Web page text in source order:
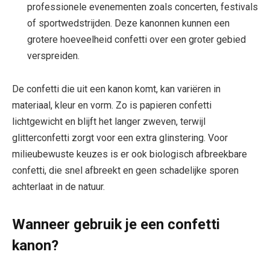
professionele evenementen zoals concerten, festivals
of sportwedstrijden. Deze kanonnen kunnen een
grotere hoeveelheid confetti over een groter gebied
verspreiden.
De confetti die uit een kanon komt, kan variëren in
materiaal, kleur en vorm. Zo is papieren confetti
lichtgewicht en blijft het langer zweven, terwijl
glitterconfetti zorgt voor een extra glinstering. Voor
milieubewuste keuzes is er ook biologisch afbreekbare
confetti, die snel afbreekt en geen schadelijke sporen
achterlaat in de natuur.
Wanneer gebruik je een confetti
kanon?